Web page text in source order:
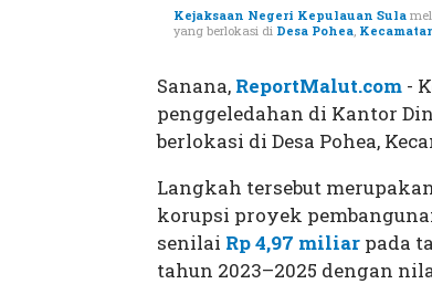
Kejaksaan Negeri Kepulauan Sula
yang berlokasi di Desa Pohea
Sanana, ReportMalut.com -
penggeledahan di Kantor
berlokasi di Desa Pohea,
Langkah tersebut
korupsi proyek
senilai Rp 4,97 miliar pada
tahun 2023–2025 dengan